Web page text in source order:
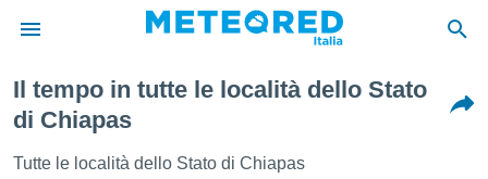
di
Il tempo in tutte le località dello Stato
di Chiapas
Tutte le località dello Stato di Chiapas